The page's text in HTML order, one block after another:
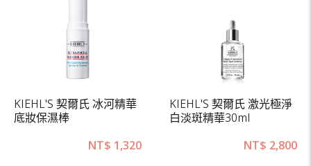
KIEHL'S 契爾氏 冰河精華
底妝保濕棒
NT$ 1,320
KIEHL'S 契爾氏 激光極淨
白淡斑精華30ml
NT$ 2,800